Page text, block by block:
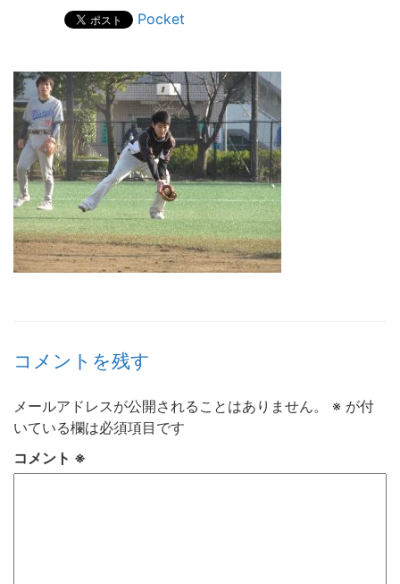
Pocket
コメントを残す
メールアドレスが公開されることはありません。 ※ が付
いている欄は必須項目です
コメント ※